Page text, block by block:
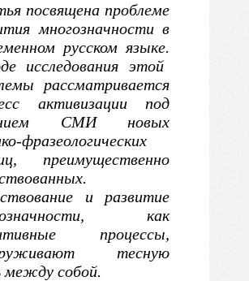
посвящена проблеме
многозначностив
русском языке.
исследования этой
рассматривается
активизации под
СМИ новых
фразеологических
преимущественно
и развитие
как
процессы,
тесную
между собой.